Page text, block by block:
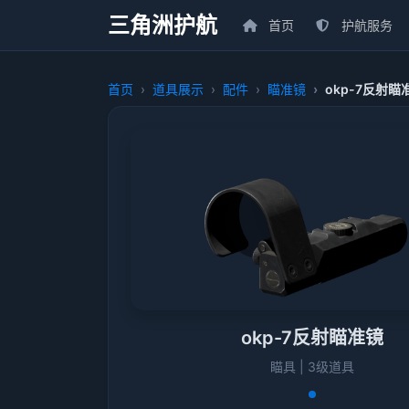
三角洲护航 首页 护航服务
首页 道具展示 配件 瞄准镜 okp-7反射瞄
okp-7反射瞄准镜
瞄具 | 3级道具